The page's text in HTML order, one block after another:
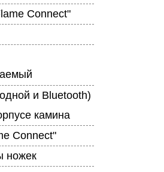
Connect"
и Bluetooth)
камина
Connect"
ножек